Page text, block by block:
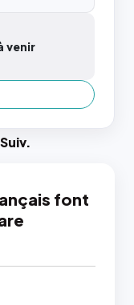
venir
Suiv.
font